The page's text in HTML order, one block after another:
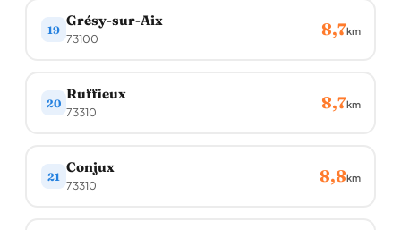
19
Grésy-sur-Aix
73100 8,7km
20
Ruffieux
73310 8,7km
21
Conjux
73310 8,8km